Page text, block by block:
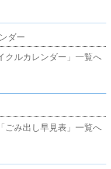
ダー
クルカレンダー」一覧へ
ごみ出し早見表」一覧へ